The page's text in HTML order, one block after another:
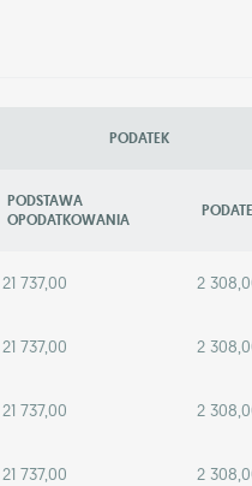
PODATEK
PODSTAWA
OPODATKOWANIA
21 737,00 2
21 737,00 2
21 737,00 2
21 737,00 2